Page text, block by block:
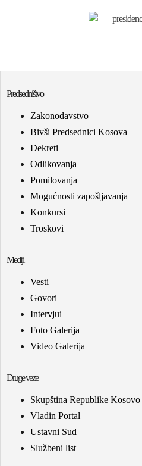
Predsedništvo
Zakonodavstvo
Bivši Predsednici Kosova
Dekreti
Odlikovanja
Pomilovanja
Mogućnosti zapošljavanja
Konkursi
Troskovi
Mediji
Vesti
Govori
Intervjui
Foto Galerija
Video Galerija
Druge veze
Skupština Republike Kosovo
Vladin Portal
Ustavni Sud
Službeni list